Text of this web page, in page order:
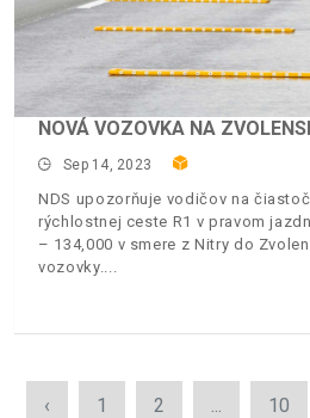
NOVÁ VOZOVKA NA
Sep 14, 2023
NDS upozorňuje vodičov na
rýchlostnej ceste R1 v pravom
– 134,000 v smere z Nitry do
vozovky.
‹ 1 2 ... 10